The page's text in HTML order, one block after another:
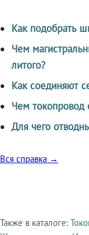
Как подобрать
Чем
литого?
Как соединяют
Чем токопровод
Для чего
Вся справка →
Смежные
Также в каталоге: